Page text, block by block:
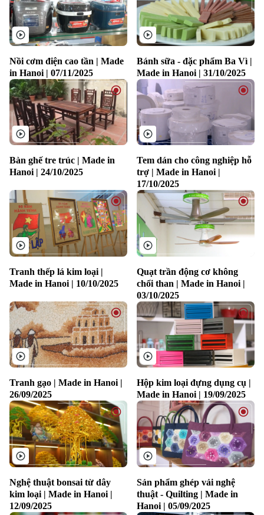
Hà Nội
Xã hội
An ninh trật tự
Công nghệ
Hà Nội
Nhịp sống Hà Nội
Người Hà Nội
Khoảnh khắc Hà Nội
Ẩm thực
Thế giới
Tin tức
Quân sự
Hồ sơ
Người Việt 4 phương
Kinh tế
Tin tức
Tài chính Ngân hàng
Doanh nghiệp
Nhà đất
Tin tức
Căn hộ
Đất đai
Kinh nghiệm
Tàu và Xe
Ô tô
Tàu
Xe máy
Thị trường
Đánh giá
Giáo dục
Tin tức
Tuyển sinh
Hướng nghiệp
Văn hóa
Tin tức
Làng nghề
Di tích
Dinh dưỡng
Tư vấn sức khỏe
Bóng đá
Quần vợt
Golf
Giải trí
Tin tức
Sao
Điện ảnh
Thời trang
Âm nhạc
Đã phát sóng
Nồi cơm điện cao tần | Made
in Hanoi | 07/11/2025
Bánh sữa - đặc phẩm Ba Vì |
Made in Hanoi | 31/10/2025
Bàn ghế tre trúc | Made in
Hanoi | 24/10/2025
Tem dán cho công nghiệp hỗ
trợ | Made in Hanoi |
17/10/2025
Tranh thếp lá kim loại |
Made in Hanoi | 10/10/2025
Quạt trần động cơ không
chổi than | Made in Hanoi |
03/10/2025
Tranh gạo | Made in Hanoi |
26/09/2025
Hộp kim loại đựng dụng cụ |
Made in Hanoi | 19/09/2025
Nghệ thuật bonsai từ dây
kim loại | Made in Hanoi |
12/09/2025
Sản phẩm ghép vải nghệ
thuật - Quilting | Made in
Hanoi | 05/09/2025